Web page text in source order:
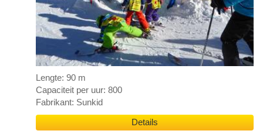
Lengte: 90 m
Capaciteit per uur: 800
Fabrikant: Sunkid
Details